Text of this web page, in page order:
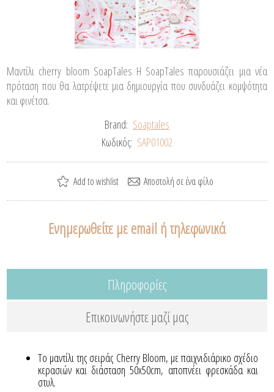
Μαντίλι cherry bloom SoapTales Η SoapTales παρουσιάζει μια νέα
πρόταση που θα λατρέψετε μια δημιουργία που συνδυάζει κομψότητα
και φινέτσα.
Brand: Soaptales
Κωδικός: SAP01002
Ενημερωθείτε με email ή τηλεφωνικά
Πληροφορίες
Επικοινωνήστε μαζί μας
Το μαντίλι της σειράς Cherry Bloom, με παιχνιδιάρικο σχέδιο
κερασιών και διάσταση 50x50cm, αποπνέει φρεσκάδα και
στυλ.